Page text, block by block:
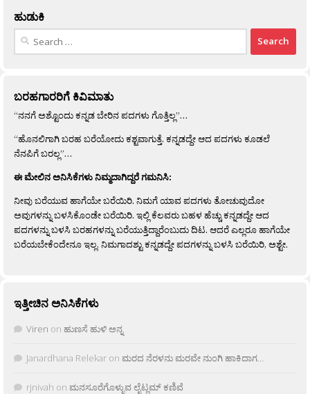
ಹುಡುಕಿ
Search
ಬರಹಗಾರರಿಗೆ ಕಿವಿಮಾತು
“ನನಗೆ ಅಶ್ಟೊಂದು ಕನ್ನಡ ಬೇರಿನ ಪದಗಳು ಗೊತ್ತಿಲ್ಲ”…
“ಹೊನಲಿಗಾಗಿ ಬರಹ ಬರೆಯೋದು ಕಶ್ಟವಾಗುತ್ತೆ. ಕನ್ನಡದ್ದೇ ಆದ ಪದಗಳು ಕೂಡಲೆ
ನೆನಪಿಗೆ ಬರಲ್ಲ”…
ಈ ಮೇಲಿನ ಅನಿಸಿಕೆಗಳು ನಿಮ್ಮದಾಗಿದ್ದರೆ ಗಮನಿಸಿ:
ನೀವು ಬರೆಯುವ ಹಾಗೆಯೇ ಬರೆಯಿರಿ. ನಿಮಗೆ ಯಾವ ಪದಗಳು ತೋಚುವುದೋ
ಅವುಗಳನ್ನು ಬಳಸಿಕೊಂಡೇ ಬರೆಯಿರಿ. ಇಲ್ಲಿ ಕೆಲವರು ಬಹಳ ಹೆಚ್ಚು ಕನ್ನಡದ್ದೇ ಆದ
ಪದಗಳನ್ನು ಬಳಸಿ ಬರಹಗಳನ್ನು ಬರೆಯುತ್ತಿದ್ದಾರೆಂಬುದು ದಿಟ. ಆದರೆ ಎಲ್ಲರೂ ಹಾಗೆಯೇ
ಬರೆಯಬೇಕೆಂದೇನೂ ಇಲ್ಲ. ನಿಮಗಾದಶ್ಟು ಕನ್ನಡದ್ದೇ ಪದಗಳನ್ನು ಬಳಸಿ ಬರೆಯಿರಿ, ಅಶ್ಟೇ.
ಇತ್ತೀಚಿನ ಅನಿಸಿಕೆಗಳು
Viren on ಹುಣಸೆ ಹುಳಿ ಅನ್ನ
Janardhana Relekar on ಮರದ ನೆರಳನು ಮರವೇ ನುಂಗಿ ಹಾಕಿದಾಗ…
rjnivah on ಮನಸೂರೆಗೊಳ್ಳುವ ಲೈಟ್ಲಮ್ ಕಣಿವೆ